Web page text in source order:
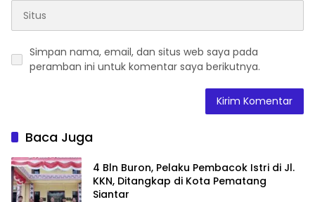
Simpan nama, email, dan situs web saya pada
peramban ini untuk komentar saya berikutnya.
Baca Juga
4 Bln Buron, Pelaku Pembacok Istri di Jl.
KKN, Ditangkap di Kota Pematang
Siantar